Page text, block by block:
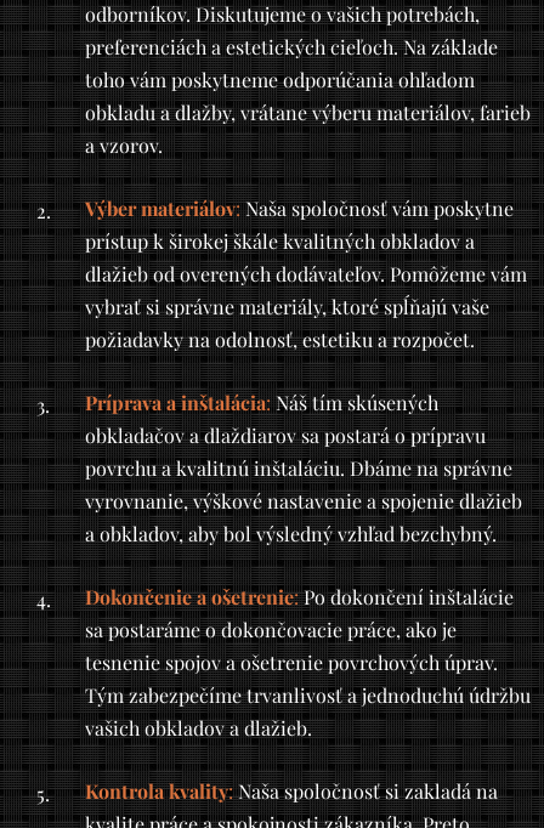
odborníkov. Diskutujeme o vašich potrebách,
preferenciách a estetických cieľoch. Na základe
toho vám poskytneme odporúčania ohľadom
obkladu a dlažby, vrátane výberu materiálov, farieb
a vzorov.
Výber materiálov:Naša spoločnosť vám poskytne
prístup k širokej škále kvalitných obkladov a
dlažieb od overených dodávateľov. Pomôžeme vám
vybrať si správne materiály, ktoré spĺňajú vaše
požiadavky na odolnosť, estetiku a rozpočet.
Príprava a inštalácia:Náš tím skúsených
obkladačov a dlaždiarov sa postará o prípravu
povrchu a kvalitnú inštaláciu. Dbáme na správne
vyrovnanie, výškové nastavenie a spojenie dlažieb
a obkladov, aby bol výsledný vzhľad bezchybný.
Dokončenie a ošetrenie:Po dokončení inštalácie
sa postaráme o dokončovacie práce, ako je
tesnenie spojov a ošetrenie povrchových úprav.
Tým zabezpečíme trvanlivosť a jednoduchú údržbu
vašich obkladov a dlažieb.
Kontrola kvality:Naša spoločnosť si zakladá na